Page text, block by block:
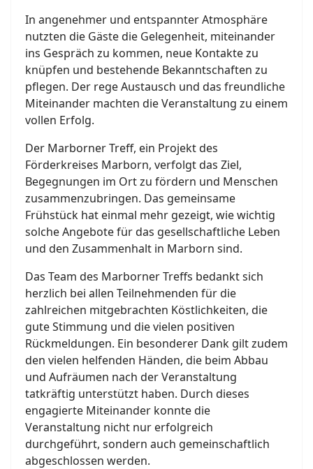
In angenehmer und entspannter Atmosphäre
nutzten die Gäste die Gelegenheit, miteinander
ins Gespräch zu kommen, neue Kontakte zu
knüpfen und bestehende Bekanntschaften zu
pflegen. Der rege Austausch und das freundliche
Miteinander machten die Veranstaltung zu einem
vollen Erfolg.
Der Marborner Treff, ein Projekt des
Förderkreises Marborn, verfolgt das Ziel,
Begegnungen im Ort zu fördern und Menschen
zusammenzubringen. Das gemeinsame
Frühstück hat einmal mehr gezeigt, wie wichtig
solche Angebote für das gesellschaftliche Leben
und den Zusammenhalt in Marborn sind.
Das Team des Marborner Treffs bedankt sich
herzlich bei allen Teilnehmenden für die
zahlreichen mitgebrachten Köstlichkeiten, die
gute Stimmung und die vielen positiven
Rückmeldungen. Ein besonderer Dank gilt zudem
den vielen helfenden Händen, die beim Abbau
und Aufräumen nach der Veranstaltung
tatkräftig unterstützt haben. Durch dieses
engagierte Miteinander konnte die
Veranstaltung nicht nur erfolgreich
durchgeführt, sondern auch gemeinschaftlich
abgeschlossen werden.